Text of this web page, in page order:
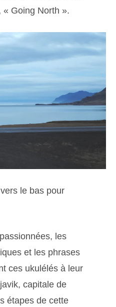
« Going North ».
le bas pour
les
et les phrases
ces ukulélés à leur
capitale de
étapes de cette